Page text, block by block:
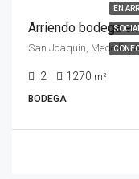
EN
SOCIAL
Arriendo bodega
San Joaquin, Medellín,
2 1270 m²
BODEGA